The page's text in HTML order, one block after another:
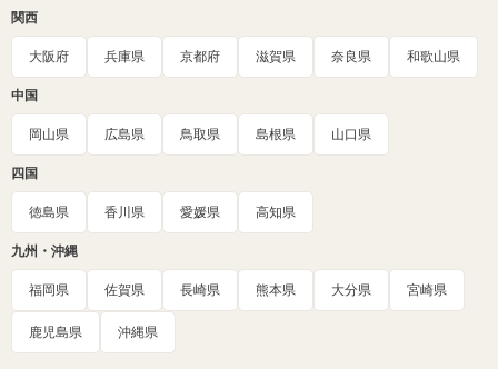
関西
大阪府 兵庫県 京都府 滋賀県 奈良県 和歌山県
中国
岡山県 広島県 鳥取県 島根県 山口県
四国
徳島県 香川県 愛媛県 高知県
九州・沖縄
福岡県 佐賀県 長崎県 熊本県 大分県 宮崎県
鹿児島県 沖縄県